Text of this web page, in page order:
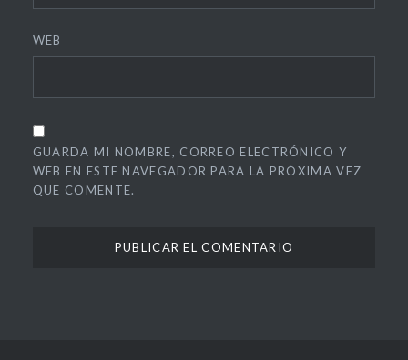
WEB
GUARDA MI NOMBRE, CORREO ELECTRÓNICO Y
WEB EN ESTE NAVEGADOR PARA LA PRÓXIMA VEZ
QUE COMENTE.